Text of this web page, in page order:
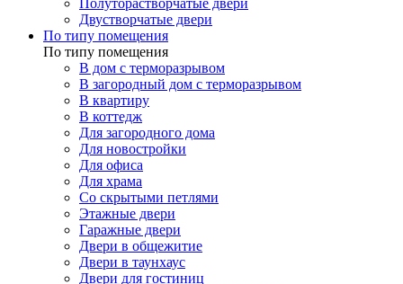
Полуторастворчатые двери
Двустворчатые двери
По типу помещения
По типу помещения
В дом с терморазрывом
В загородный дом с терморазрывом
В квартиру
В коттедж
Для загородного дома
Для новостройки
Для офиса
Для храма
Со скрытыми петлями
Этажные двери
Гаражные двери
Двери в общежитие
Двери в таунхаус
Двери для гостиниц